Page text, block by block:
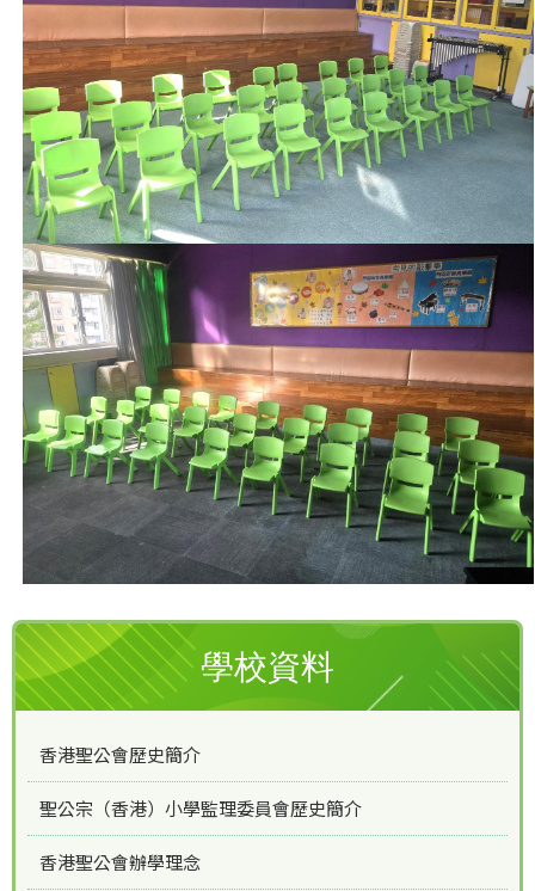
學校資料
香港聖公會歷史簡介
聖公宗（香港）小學監理委員會歷史簡介
香港聖公會辦學理念